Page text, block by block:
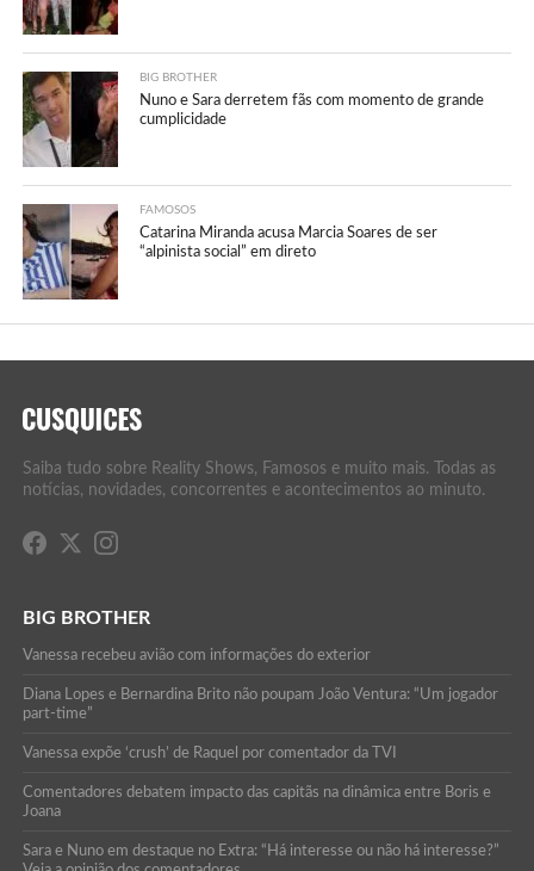
BIG BROTHER
Nuno e Sara derretem fãs com momento de grande
cumplicidade
FAMOSOS
Catarina Miranda acusa Marcia Soares de ser
“alpinista social” em direto
Saiba tudo sobre Reality Shows, Famosos e muito mais. Todas as
notícias, novidades, concorrentes e acontecimentos ao minuto.
BIG BROTHER
Vanessa recebeu avião com informações do exterior
Diana Lopes e Bernardina Brito não poupam João Ventura: “Um jogador
part-time”
Vanessa expõe ‘crush’ de Raquel por comentador da TVI
Comentadores debatem impacto das capitãs na dinâmica entre Boris e
Joana
Sara e Nuno em destaque no Extra: “Há interesse ou não há interesse?”